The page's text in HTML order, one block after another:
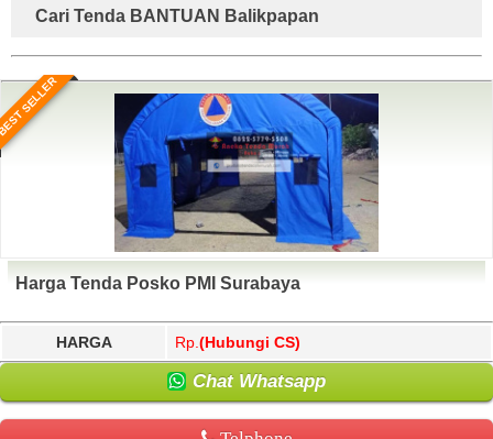
Cari Tenda BANTUAN Balikpapan
SELLER
Harga Tenda Posko PMI Surabaya
HARGA Rp. (Hubungi CS)
Chat Whatsapp